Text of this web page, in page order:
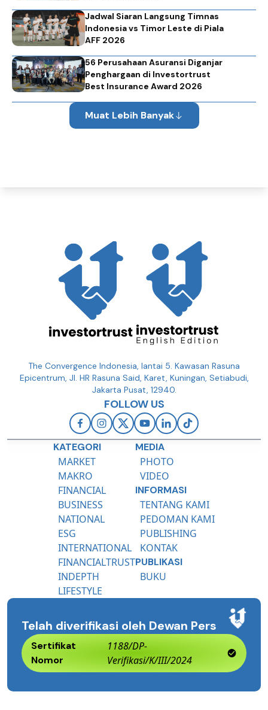
Jadwal Siaran Langsung Timnas
Indonesia vs Timor Leste di Piala
AFF 2026
56 Perusahaan Asuransi Diganjar
Penghargaan di Investortrust
Best Insurance Award 2026
Muat Lebih Banyak
The Convergence Indonesia, lantai 5. Kawasan Rasuna
Epicentrum, Jl. HR Rasuna Said, Karet, Kuningan, Setiabudi,
Jakarta Pusat, 12940.
FOLLOW US
KATEGORI
MARKET
MAKRO
FINANCIAL
BUSINESS
NATIONAL
ESG
INTERNATIONAL
FINANCIALTRUST
INDEPTH
LIFESTYLE
MEDIA
PHOTO
VIDEO
INFORMASI
TENTANG KAMI
PEDOMAN KAMI
PUBLISHING
KONTAK
PUBLIKASI
BUKU
Telah diverifikasi oleh Dewan Pers
Sertifikat
Nomor
1188/DP-
Verifikasi/K/III/2024